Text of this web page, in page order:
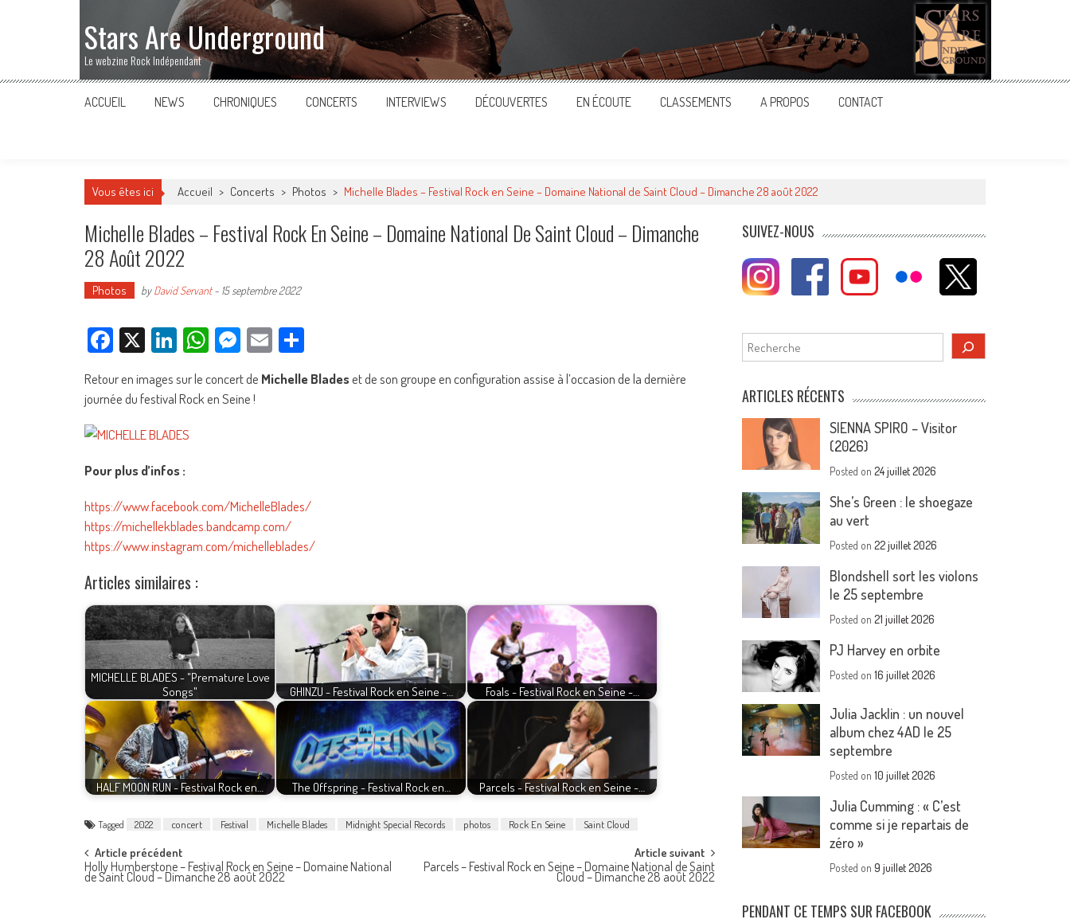
Stars Are Underground
Le webzine Rock Indépendant
ACCUEIL NEWS CHRONIQUES CONCERTS INTERVIEWS DÉCOUVERTES EN ÉCOUTE CLASSEMENTS A PROPOS CONTACT
Vous êtes ici Accueil > Concerts > Photos > Michelle Blades – Festival Rock en Seine – Domaine National de Saint Cloud – Dimanche 28 août 2022
Michelle Blades – Festival Rock En Seine – Domaine National De Saint Cloud – Dimanche
28 Août 2022
Photos byDavid Servant- 15 septembre 2022
Facebook
X LinkedIn
WhatsApp
Messenger
Email
Retour en images sur le concert de Michelle Bladeset de son groupe en configuration assise à l’occasion de la dernière
journée du festival Rock en Seine !
Pour plus d’infos :
https://www.facebook.com/MichelleBlades/
https://michellekblades.bandcamp.com/
https://www.instagram.com/michelleblades/
Articles similaires :
MICHELLE BLADES - "Premature Love
Songs"
GHINZU - Festival Rock en Seine -… Foals - Festival Rock en Seine -…
HALF MOON RUN - Festival Rock en… The Offspring - Festival Rock en… Parcels - Festival Rock en Seine -…
Tagged 2022 concert Festival Michelle Blades Midnight Special Records photos Rock En Seine Saint Cloud
Post
navigation
Article précédent
Holly Humberstone – Festival Rock en Seine – Domaine National
de Saint Cloud – Dimanche 28 août 2022
Article suivant
Parcels – Festival Rock en Seine – Domaine National de Saint
Cloud – Dimanche 28 août 2022
SUIVEZ-NOUS
Rechercher
ARTICLES RÉCENTS
SIENNA SPIRO – Visitor
(2026)
Posted on24 juillet 2026
She’s Green : le shoegaze
au vert
Posted on22 juillet 2026
Blondshell sort les violons
le 25 septembre
Posted on21 juillet 2026
PJ Harvey en orbite
Posted on16 juillet 2026
Julia Jacklin : un nouvel
album chez 4AD le 25
septembre
Posted on10 juillet 2026
Julia Cumming : « C’est
comme si je repartais de
zéro »
Posted on9 juillet 2026
PENDANT CE TEMPS SUR FACEBOOK